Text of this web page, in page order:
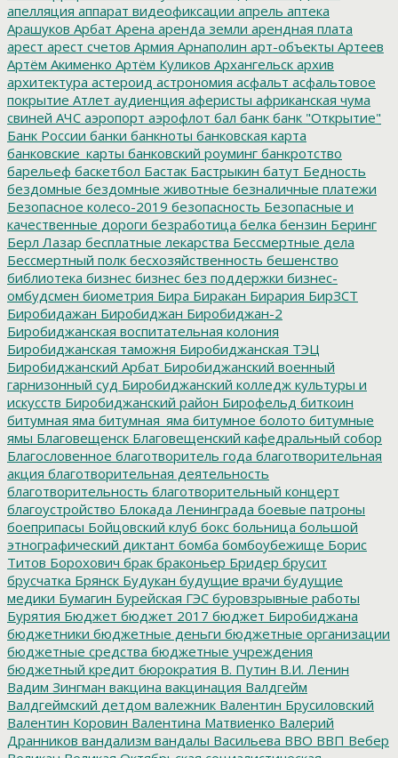
апелляция аппарат видеофиксации апрель аптека
Арашуков Арбат Арена аренда земли арендная плата
арест арест счетов Армия Арнаполин арт-объекты Артеев
Артём Акименко Артём Куликов Архангельск архив
архитектура астероид астрономия асфальт асфальтовое
покрытие Атлет аудиенция аферисты африканская чума
свиней АЧС аэропорт аэрофлот бал банк банк "Открытие"
Банк России банки банкноты банковская карта
банковские_карты банковский роуминг банкротство
барельеф баскетбол Бастак Бастрыкин батут Бедность
бездомные бездомные животные безналичные платежи
Безопасное колесо-2019 безопасность Безопасные и
качественные дороги безработица белка бензин Беринг
Берл Лазар бесплатные лекарства Бессмертные дела
Бессмертный полк бесхозяйственность бешенство
библиотека бизнес бизнес без поддержки бизнес-
омбудсмен биометрия Бира Биракан Бирария БирЗСТ
Биробидажан Биробиджан Биробиджан-2
Биробиджанская воспитательная колония
Биробиджанская таможня Биробиджанская ТЭЦ
Биробиджанский Арбат Биробиджанский военный
гарнизонный суд Биробиджанский колледж культуры и
искусств Биробиджанский район Бирофельд биткоин
битумная яма битумная_яма битумное болото битумные
ямы Благовещенск Благовещенский кафедральный собор
Благословенное благотворитель года благотворительная
акция благотворительная деятельность
благотворительность благотворительный концерт
благоустройство Блокада Ленинграда боевые патроны
боеприпасы Бойцовский клуб бокс больница большой
этнографический диктант бомба бомбоубежище Борис
Титов Борохович брак браконьер Бридер брусит
брусчатка Брянск Будукан будущие врачи будущие
медики Бумагин Бурейская ГЭС буровзрывные работы
Бурятия Бюджет бюджет 2017 бюджет Биробиджана
бюджетники бюджетные деньги бюджетные организации
бюджетные средства бюджетные учреждения
бюджетный кредит бюрократия В. Путин В.И. Ленин
Вадим Зингман вакцина вакцинация Валдгейм
Валдгеймский детдом валежник Валентин Брусиловский
Валентин Коровин Валентина Матвиенко Валерий
Дранников вандализм вандалы Васильева ВВО ВВП Вебер